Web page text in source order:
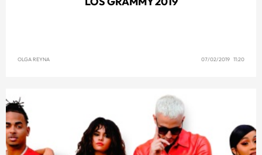
OLGA REYNA 07/02/2019 11:20